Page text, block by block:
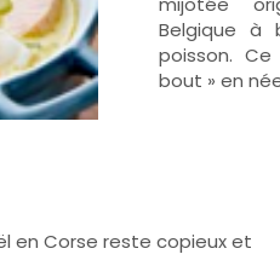
Belgique à
poisson.
bout » en
en Corse reste copieux et